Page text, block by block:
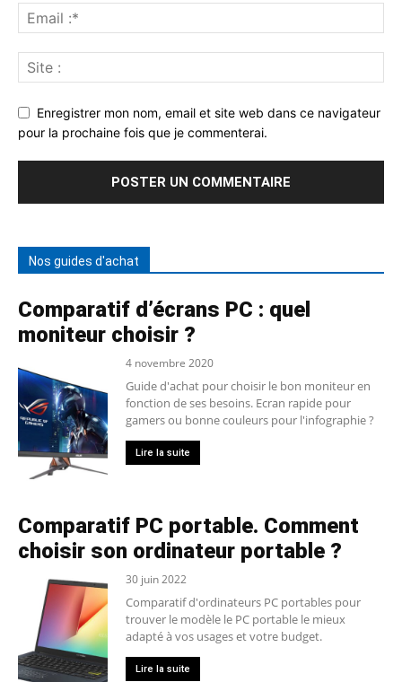
Enregistrer mon nom, email et site web dans ce navigateur
pour la prochaine fois que je commenterai.
Nos guides d'achat
Comparatif d’écrans PC : quel
moniteur choisir ?
4 novembre 2020
Guide d'achat pour choisir le bon moniteur en
fonction de ses besoins. Ecran rapide pour
gamers ou bonne couleurs pour l'infographie ?
Lire la suite
Comparatif PC portable. Comment
choisir son ordinateur portable ?
30 juin 2022
Comparatif d'ordinateurs PC portables pour
trouver le modèle le PC portable le mieux
adapté à vos usages et votre budget.
Lire la suite